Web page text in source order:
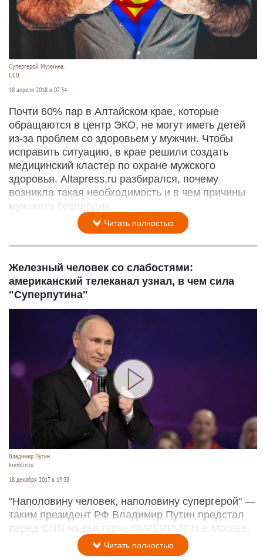
Супергерой. Мужчина.
СС0
18 апреля 2018 в 07:34
Почти 60% пар в Алтайском крае, которые
обращаются в центр ЭКО, не могут иметь детей
из-за проблем со здоровьем у мужчин. Чтобы
исправить ситуацию, в крае решили создать
медицинский кластер по охране мужского
здоровья. Altapress.ru разбирался, почему
возникла такая необходимость и в чем причины
мужского бесплодия.
Читать полностью
Железный человек со слабостями:
американский телеканал узнал, в чем сила
"Суперпутина"
Владимир Путин.
kremlin.ru
18 декабря 2017 в 19:38
"Наполовину человек, наполовину супергерой" —
таким президент РФ Владимир Путин предстал
перед CNN на выставке SUPERPUTIN в Москве.
Читать полностью